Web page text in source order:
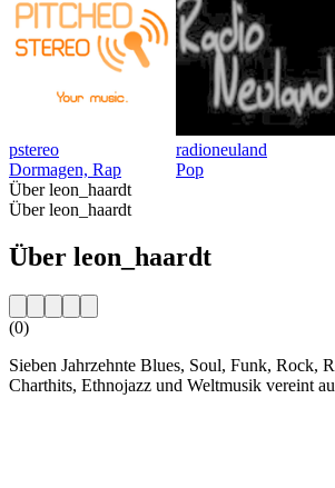
pstereo
Dormagen, Rap
radioneuland
Pop
Über leon_haardt
Über leon_haardt
Über leon_haardt
(0)
Sieben Jahrzehnte Blues, Soul, Funk, Rock,
Charthits, Ethnojazz und Weltmusik vereint